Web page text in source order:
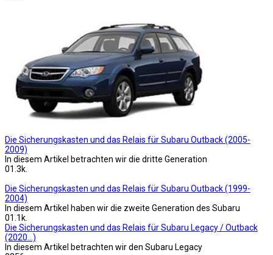
Die Sicherungskasten und das Relais für Subaru Outback (2005-
2009)
In diesem Artikel betrachten wir die dritte Generation
01.3k.
Die Sicherungskasten und das Relais für Subaru Outback (1999-
2004)
In diesem Artikel haben wir die zweite Generation des Subaru
01.1k.
Die Sicherungskasten und das Relais für Subaru Legacy / Outback
(2020…)
In diesem Artikel betrachten wir den Subaru Legacy